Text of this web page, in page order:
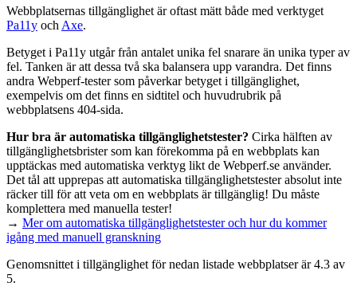
Webbplatsernas tillgänglighet är oftast mätt både med verktyget
Pa11y och Axe.
Betyget i Pa11y utgår från antalet unika fel snarare än unika typer av
fel. Tanken är att dessa två ska balansera upp varandra. Det finns
andra Webperf-tester som påverkar betyget i tillgänglighet,
exempelvis om det finns en sidtitel och huvudrubrik på
webbplatsens 404-sida.
Hur bra är automatiska tillgänglighets­tester? Cirka hälften av
tillgänglighets­brister som kan förekomma på en webbplats kan
upptäckas med automatiska verktyg likt de Webperf.se använder.
Det tål att upprepas att automatiska tillgänglighets­tester absolut inte
räcker till för att veta om en webbplats är tillgänglig! Du måste
komplettera med manuella tester!
→ Mer om automatiska tillgänglighets­tester och hur du kommer
igång med manuell granskning
Genomsnittet i tillgänglighet för nedan listade webbplatser är 4.3 av
5.